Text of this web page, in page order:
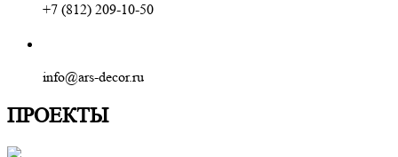
+7 (812) 209-10-50
info@ars-decor.ru
ПРОЕКТЫ